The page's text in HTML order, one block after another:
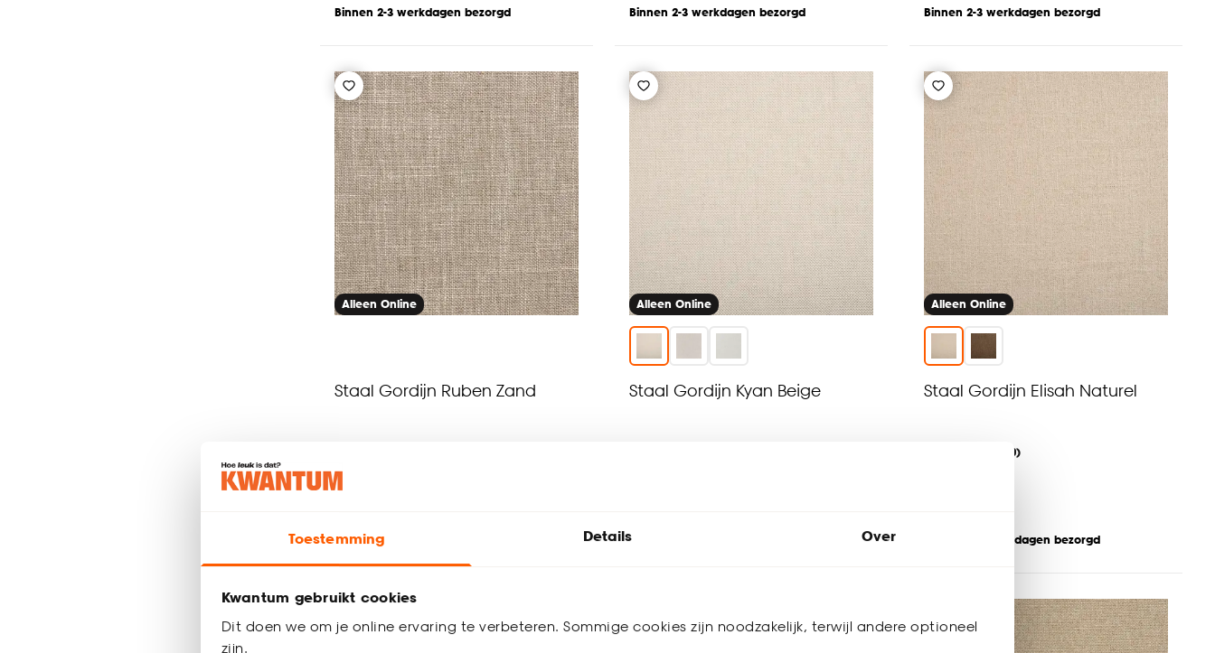
Toestemming Details Over
Kwantum gebruikt cookies
Dit doen we om je online ervaring te verbeteren. Sommige cookies zijn noodzakelijk, terwijl andere optioneel
zijn.
Binnen 2-3 werkdagen bezorgd Binnen 2-3 werkdagen bezorgd Binnen 2-3 werkdagen bezorgd
Alleen Online
Staal Gordijn Ruben Zand
0.
Binnen 2-3 werkdagen bezorgd
Alleen Online
Staal Gordijn Kyan Beige
Binnen 2-3 werkdagen bezorgd
Alleen Online
Staal Gordijn Elisah Naturel
(0)
Binnen 2-3 werkdagen bezorgd